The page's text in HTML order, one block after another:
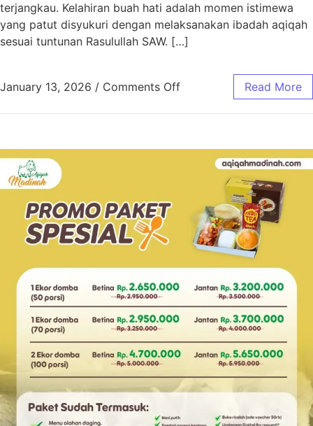
terjangkau. Kelahiran buah hati adalah momen istimewa
yang patut disyukuri dengan melaksanakan ibadah aqiqah
sesuai tuntunan Rasulullah SAW. […]
January 13, 2026 / Comments Off Read More